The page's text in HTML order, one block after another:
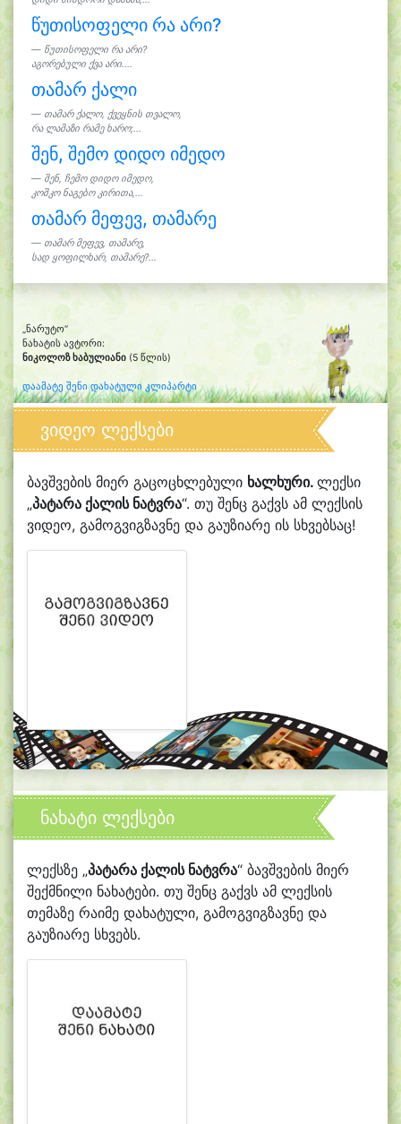
წუთისოფელი რა არი?
წუთისოფელი რა არი?
აგორებული ქვა არი....
თამარ ქალი
თამარ ქალო, ქვეყნის თვალო,
რა ლამაზი რამე ხარო;...
შენ, შემო დიდო იმედო
შენ, ჩემო დიდო იმედო,
კოშკო ნაგებო კირითა,...
თამარ მეფევ, თამარე
თამარ მეფევ, თამარე,
სად ყოფილხარ, თამარე?...
„ნარუტო“
ნახატის ავტორი:
ნიკოლოზ ხაბულიანი (5 წლის)
დაამატე შენი დახატული კლიპარტი
ვიდეო ლექსები
ბავშვების მიერ გაცოცხლებული ხალხური. ლექსი
„პატარა ქალის ნატვრა“. თუ შენც გაქვს ამ ლექსის
ვიდეო, გამოგვიგზავნე და გაუზიარე ის სხვებსაც!
ნახატი ლექსები
ლექსზე „პატარა ქალის ნატვრა“ ბავშვების მიერ
შექმნილი ნახატები. თუ შენც გაქვს ამ ლექსის
თემაზე რაიმე დახატული, გამოგვიგზავნე და
გაუზიარე სხვებს.